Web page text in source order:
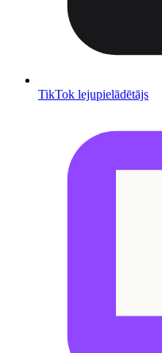
TikTok lejupielādētājs